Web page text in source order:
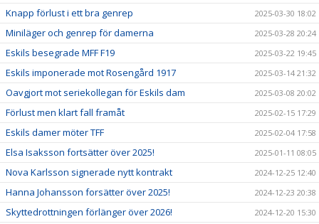
Knapp förlust i ett bra genrep 2025-03-30 18:02
Miniläger och genrep för damerna 2025-03-28 20:24
Eskils besegrade MFF F19 2025-03-22 19:45
Eskils imponerade mot Rosengård 1917 2025-03-14 21:32
Oavgjort mot seriekollegan för Eskils dam 2025-03-08 20:02
Förlust men klart fall framåt 2025-02-15 17:29
Eskils damer möter TFF 2025-02-04 17:58
Elsa Isaksson fortsätter över 2025! 2025-01-11 08:05
Nova Karlsson signerade nytt kontrakt 2024-12-25 12:40
Hanna Johansson forsätter över 2025! 2024-12-23 20:38
Skyttedrottningen förlänger över 2026! 2024-12-20 15:30